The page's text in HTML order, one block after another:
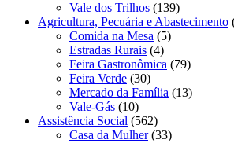
Vale dos Trilhos (139)
Agricultura, Pecuária e Abastecimento
Comida na Mesa (5)
Estradas Rurais (4)
Feira Gastronômica (79)
Feira Verde (30)
Mercado da Família (13)
Vale-Gás (10)
Assistência Social (562)
Casa da Mulher(33)